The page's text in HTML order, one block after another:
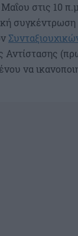
στις 10
Αντίστασης
να